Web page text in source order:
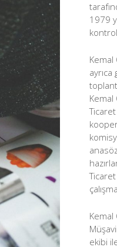
1979
Kemal
Kemal
Kemal
ekibi